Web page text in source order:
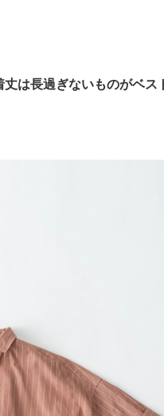
丈は長過ぎないものがベス